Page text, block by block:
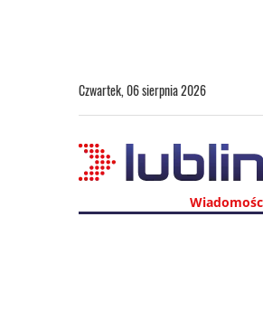
Czwartek, 06 sierpnia 2026